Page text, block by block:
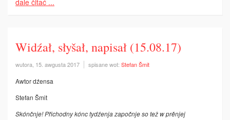
dale čitać ...
Widźał, słyšał, napisał (15.08.17)
wutora, 15. awgusta 2017 spisane wot: Stefan Šmit
Awtor dźensa
Stefan Šmit
Skónčnje! Přichodny kónc tydźenja započnje so tež w prěnjej